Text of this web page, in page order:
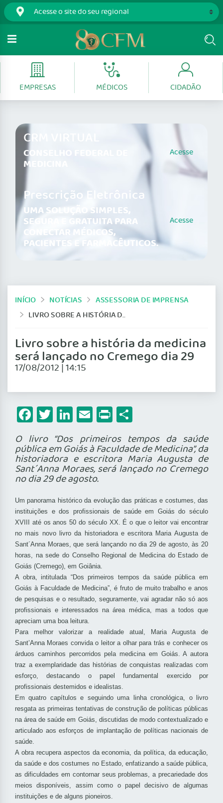
EMPRESAS MÉDICOS CIDADÃO
CRM VIRTUAL
CONSELHO FEDERAL DE
MEDICINA
Acesse
Prescrição Eletrônica
UMA SOLUÇÃO SIMPLES,
SEGURA E GRATUITA PARA
CONECTAR MÉDICOS,
PACIENTES E FARMACÊUTICOS.
Acesse
INÍCIO NOTÍCIAS
ASSESSORIA DE IMPRENSA
LIVRO SOBRE A HISTÓRIA DA MEDICINA SERÁ LANÇADO NO CREMEGO DIA 29
Livro sobre a história da medicina
será lançado no Cremego dia 29
17/08/2012 | 14:15
Facebook
Twitter
LinkedIn
Email
Print
O livro “Dos primeiros tempos da saúde
pública em Goiás à Faculdade de Medicina”, da
historiadora e escritora Maria Augusta de
Sant´Anna Moraes, será lançado no Cremego
no dia 29 de agosto.
Um panorama histórico da evolução das práticas e costumes, das
instituições e dos profissionais de saúde em Goiás do século
XVIII até os anos 50 do século XX. É o que o leitor vai encontrar
no mais novo livro da historiadora e escritora Maria Augusta de
Sant´Anna Moraes, que será lançando no dia 29 de agosto, às 20
horas, na sede do Conselho Regional de Medicina do Estado de
Goiás (Cremego), em Goiânia.
A obra, intitulada “Dos primeiros tempos da saúde pública em
Goiás à Faculdade de Medicina”, é fruto de muito trabalho e anos
de pesquisas e o resultado, seguramente, vai agradar não só aos
profissionais e interessados na área médica, mas a todos que
apreciam uma boa leitura.
Para melhor valorizar a realidade atual, Maria Augusta de
Sant’Anna Moraes convida o leitor a olhar para trás e conhecer os
árduos caminhos percorridos pela medicina em Goiás. A autora
traz a exemplaridade das histórias de conquistas realizadas com
esforço, destacando o papel fundamental exercido por
profissionais destemidos e idealistas.
Em quatro capítulos e seguindo uma linha cronológica, o livro
resgata as primeiras tentativas de construção de políticas públicas
na área de saúde em Goiás, discutidas de modo contextualizado e
articulado aos esforços de implantação de políticas nacionais de
saúde.
A obra recupera aspectos da economia, da política, da educação,
da saúde e dos costumes no Estado, enfatizando a saúde pública,
as dificuldades em contornar seus problemas, a precariedade dos
meios disponíveis, assim como o papel decisivo de algumas
instituições e de alguns pioneiros.